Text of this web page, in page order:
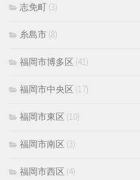
志免町 (3)
糸島市 (8)
福岡市博多区 (41)
福岡市中央区 (17)
福岡市東区 (10)
福岡市南区 (3)
福岡市西区 (4)